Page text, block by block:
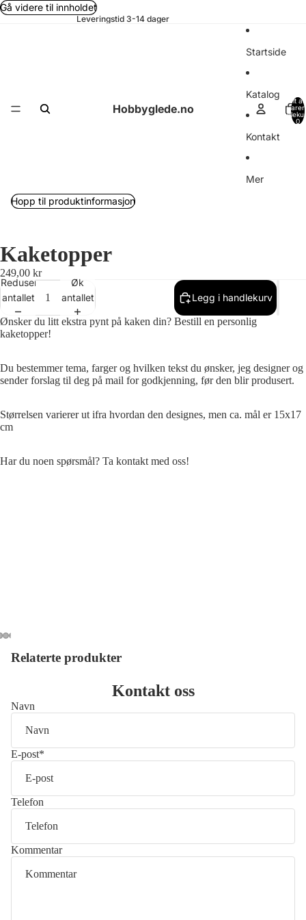
Gå videre til innholdet
Leveringstid 3-14 dager
Hobbyglede.no
Startside
Katalog
Kontakt
Mer
Totalt
varer
0
Hopp til produktinformasjon
Åpne
fullskjerm
Åpne
fullskjerm
Åpne
fullskjerm
Åpne
fullskjerm
Åpne
fullskjerm
Kaketopper
249,00 kr
Reduser
antallet
Øk
antallet
Legg i handlekurv
Ønsker du litt ekstra pynt på kaken din? Bestill en personlig
kaketopper!
Du bestemmer tema, farger og hvilken tekst du ønsker, jeg designer og
sender forslag til deg på mail for godkjenning, før den blir produsert.
Størrelsen varierer ut ifra hvordan den designes, men ca. mål er 15x17
cm
Har du noen spørsmål? Ta kontakt med oss!
Relaterte produkter
Kontakt oss
Navn
E-post*
Telefon
Kommentar